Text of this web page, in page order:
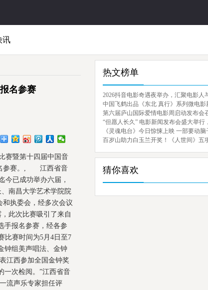
讯
名参赛
赛暨第十四届中国音
名参赛。, 江西省音
今已成功举办六届，
南昌大学艺术学院院
执委会，经多次会议
此次比赛吸引了来自
手报名参赛，经各参
赛时间为5月4日至7
钟组美声唱法、金钟
江西参加全国金钟奖
次检阅。”江西省音
流声乐专家担任评
热文榜单
2026抖音电影奇遇夜举办，汇聚电影人
中国飞鹤出品《东北 真行》系列微电影
第六届庐山国际爱情电影周启动发布会
“但愿人长久” 电影新闻发布会盛大举行，
《灵魂电台》今日惊悚上映 一部要动脑
百岁山助力白玉兰开奖！《人世间》五
猜你喜欢